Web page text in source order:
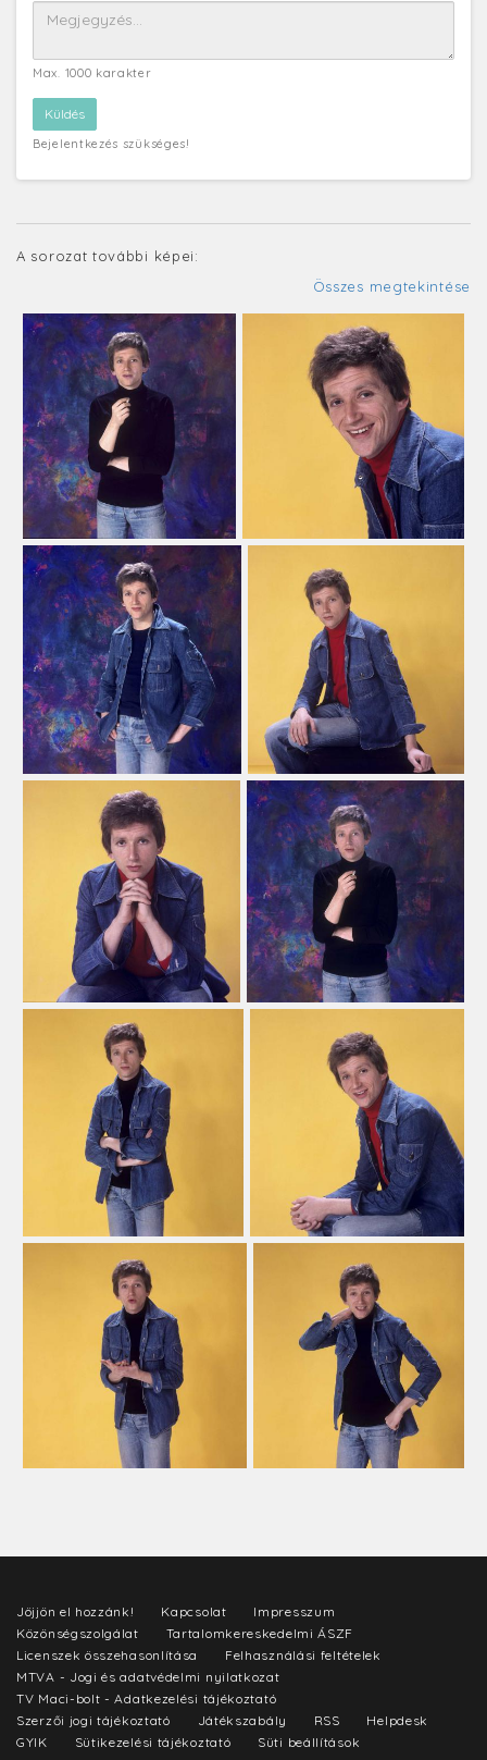
Max. 1000 karakter
Bejelentkezés szükséges!
A sorozat további képei:
Összes megtekintése
Jöjjön el hozzánk! Kapcsolat
Impresszum
Közönségszolgálat
Tartalomkereskedelmi ÁSZF
Licenszek összehasonlítása
Felhasználási feltételek
MTVA - Jogi és adatvédelmi nyilatkozat
TV Maci-bolt - Adatkezelési tájékoztató
Szerzői jogi tájékoztató
Játékszabály RSS
Helpdesk
GYIK
Sütikezelési tájékoztató Süti beállítások